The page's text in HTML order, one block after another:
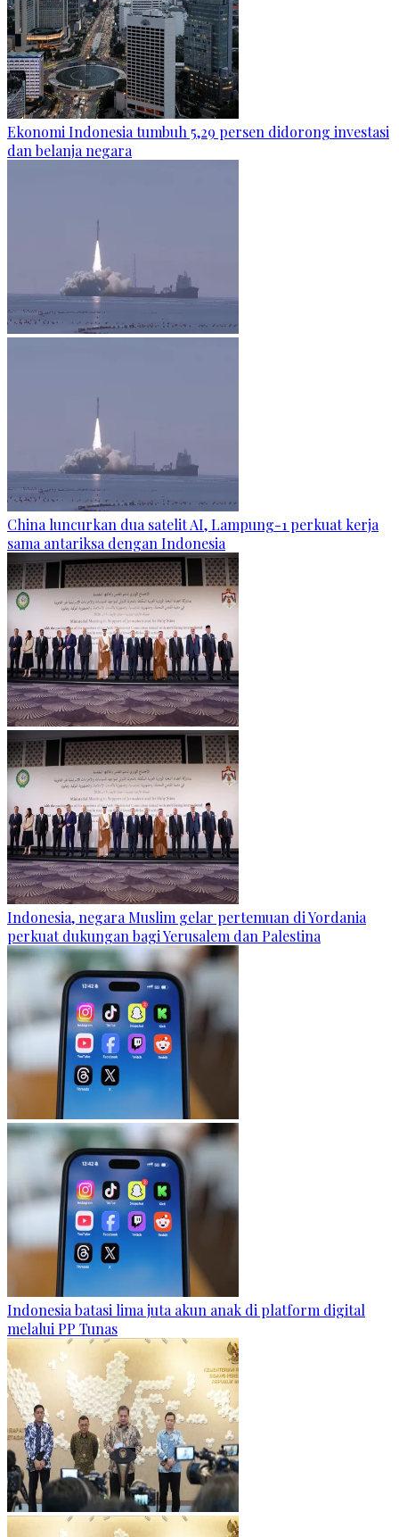
Ekonomi Indonesia tumbuh 5,29 persen didorong investasi
dan belanja negara
China luncurkan dua satelit AI, Lampung-1 perkuat kerja
sama antariksa dengan Indonesia
Indonesia, negara Muslim gelar pertemuan di Yordania
perkuat dukungan bagi Yerusalem dan Palestina
Indonesia batasi lima juta akun anak di platform digital
melalui PP Tunas